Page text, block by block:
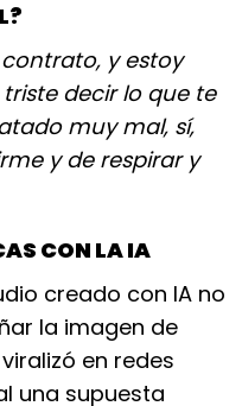
y estoy
decir lo que te
muy mal, sí,
y de respirar y
CON LA IA
creado con IA no
la imagen de
en redes
una supuesta